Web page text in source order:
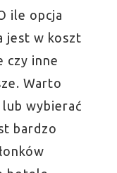
ile opcja
jest w koszt
czy inne
Warto
wybierać
bardzo